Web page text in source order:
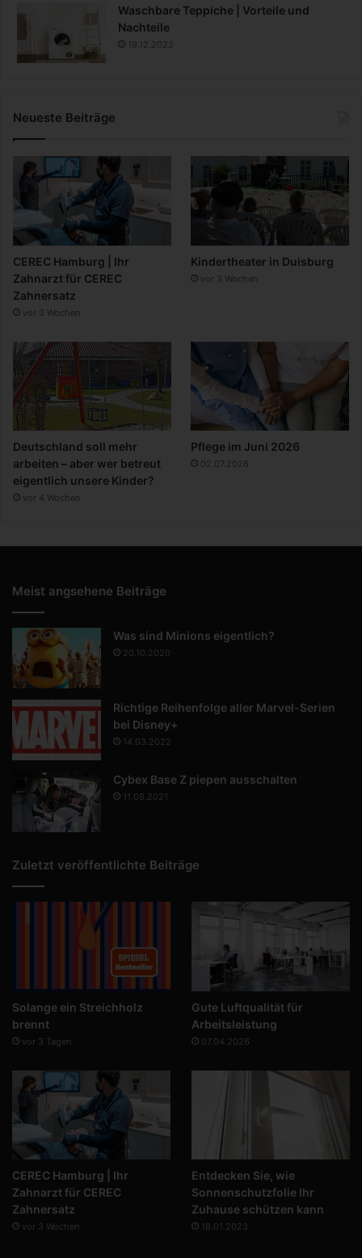
Waschbare Teppiche | Vorteile und
Nachteile
19.12.2022
Neueste Beiträge
CEREC Hamburg | Ihr
Zahnarzt für CEREC
Zahnersatz
vor 3 Wochen
Kindertheater in Duisburg
vor 3 Wochen
Deutschland soll mehr
arbeiten – aber wer betreut
eigentlich unsere Kinder?
vor 4 Wochen
Pflege im Juni 2026
02.07.2026
Meist angsehene Beiträge
Was sind Minions eigentlich?
20.10.2020
Richtige Reihenfolge aller Marvel-Serien
bei Disney+
14.03.2022
Cybex Base Z piepen ausschalten
11.08.2021
Zuletzt veröffentlichte Beiträge
Solange ein Streichholz
brennt
vor 3 Tagen
Gute Luftqualität für
Arbeitsleistung
07.04.2026
CEREC Hamburg | Ihr
Zahnarzt für CEREC
Zahnersatz
vor 3 Wochen
Entdecken Sie, wie
Sonnenschutzfolie Ihr
Zuhause schützen kann
18.01.2023